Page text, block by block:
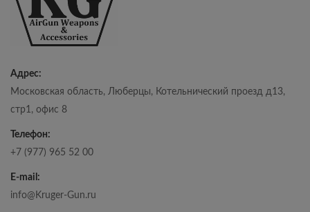
Адрес:
Московская область, Люберцы, Котельнический проезд д13,
стр1, офис 8
Телефон:
+7 (977) 965 52 00
E-mail:
info@Kruger-Gun.ru